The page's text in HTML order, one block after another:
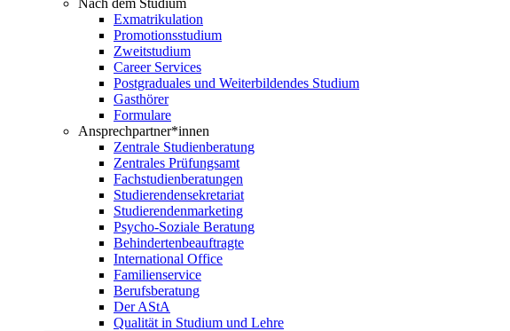
Nach dem Studium
Exmatrikulation
Promotionsstudium
Zweitstudium
Career Services
Postgraduales und Weiterbildendes Studium
Gasthörer
Formulare
Ansprechpartner*innen
Zentrale Studienberatung
Zentrales Prüfungsamt
Fachstudienberatungen
Studierendensekretariat
Studierendenmarketing
Psycho-Soziale Beratung
Behindertenbeauftragte
International Office
Familienservice
Berufsberatung
Der AStA
Qualität in Studium und Lehre